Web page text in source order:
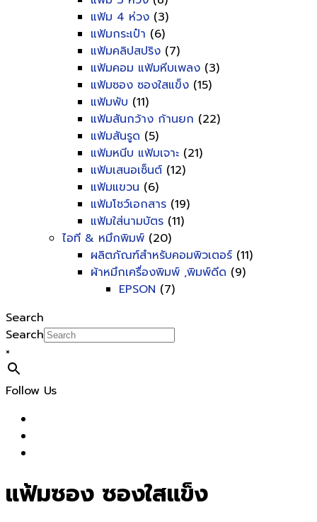
แฟ้ม 4 ห่วง (3)
แฟ้มกระเป๋า (6)
แฟ้มคลิปสปริง (7)
แฟ้มคอม แฟ้มหีบเพลง (3)
แฟ้มซอง ซองใสแข็ง (15)
แฟ้มพับ (11)
แฟ้มสันกว้าง ก้านยก (22)
แฟ้มสันรูด (5)
แฟ้มหนีบ แฟ้มเจาะ (21)
แฟ้มเสนอเซ็นต์ (12)
แฟ้มแขวน (6)
แฟ้มโชว์เอกสาร (19)
แฟ้มใส่นามบัตร (11)
ไอที & หมึกพิมพ์ (20)
ผลิตภัณฑ์สำหรับคอมพิวเตอร์ (11)
ผ้าหมึกเครื่องพิมพ์ ,พิมพ์ดีด (9)
EPSON (7)
Search
Search
×
Follow Us
แฟ้มซอง ซองใสแข็ง